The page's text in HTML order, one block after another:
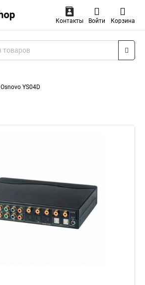
Контакты Войти Корзина
Osnovo YS04D